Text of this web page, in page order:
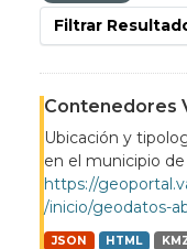
Filtrar
Contenedores
Ubicación y
en el municipio
https://
/inicio/geodatos-
JSON HTML